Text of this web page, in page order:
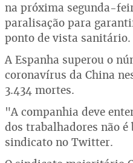
na próxima segunda-
paralisação para
ponto de vista sanitário.
A Espanha superou o
coronavírus da China
3.434 mortes.
"A companhia deve
dos trabalhadores não
sindicato no Twitter.